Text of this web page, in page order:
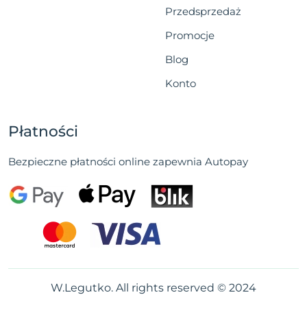
Przedsprzedaż
Promocje
Blog
Konto
Płatności
Bezpieczne płatności online zapewnia Autopay
W.Legutko. All rights reserved © 2024